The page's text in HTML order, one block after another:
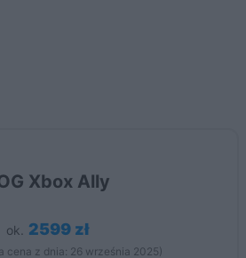
Xbox Ally
ok. 2599 zł
cena z dnia: 26 września 2025)